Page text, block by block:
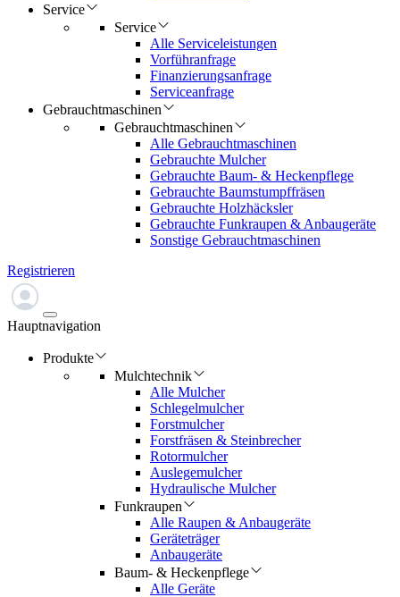
Service
Service
Alle Serviceleistungen
Vorführanfrage
Finanzierungsanfrage
Serviceanfrage
Gebrauchtmaschinen
Gebrauchtmaschinen
Alle Gebrauchtmaschinen
Gebrauchte Mulcher
Gebrauchte Baum- & Heckenpflege
Gebrauchte Baumstumpffräsen
Gebrauchte Holzhäcksler
Gebrauchte Funkraupen & Anbaugeräte
Sonstige Gebrauchtmaschinen
Registrieren
Hauptnavigation
Produkte
Mulchtechnik
Alle Mulcher
Schlegelmulcher
Forstmulcher
Forstfräsen & Steinbrecher
Rotormulcher
Auslegemulcher
Hydraulische Mulcher
Funkraupen
Alle Raupen & Anbaugeräte
Geräteträger
Anbaugeräte
Baum- & Heckenpflege
Alle Geräte